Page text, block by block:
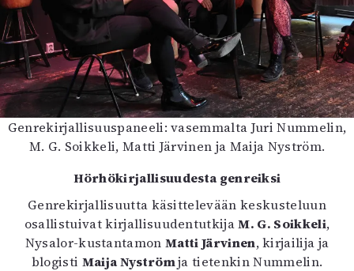
Genrekirjallisuuspaneeli: vasemmalta Juri Nummelin,
M. G. Soikkeli, Matti Järvinen ja Maija Nyström.
Hörhökirjallisuudesta genreiksi
Genrekirjallisuutta käsittelevään keskusteluun
osallistuivat kirjallisuudentutkijaM. G. Soikkeli,
Nysalor-kustantamonMatti Järvinen, kirjailija ja
blogisti Maija Nyströmja tietenkin Nummelin.